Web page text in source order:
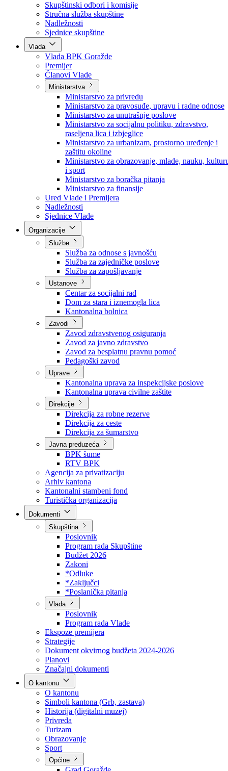
Poslanici po strankama
Poslanici po klubovima naroda
Kolegij skupštine
Skupštinski odbori i komisije
Stručna služba skupštine
Nadležnosti
Sjednice skupštine
Vlada
Vlada BPK Goražde
Premijer
Članovi Vlade
Ministarstva
Ministarstvo za privredu
Ministarstvo za pravosuđe, upravu i radne odnose
Ministarstvo za unutrašnje poslove
Ministarstvo za socijalnu politiku, zdravstvo,
raseljena lica i izbjeglice
Ministarstvo za urbanizam, prostorno uređenje i
zaštitu okoline
Ministarstvo za obrazovanje, mlade, nauku,
i sport
Ministarstvo za boračka pitanja
Ministarstvo za finansije
Ured Vlade i Premijera
Nadležnosti
Sjednice Vlade
Službe
Služba za odnose s javnošću
Služba za zajedničke poslove
Služba za zapošljavanje
Ustanove
Centar za socijalni rad
Dom za stara i iznemogla lica
Kantonalna bolnica
Zavodi
Zavod zdravstvenog osiguranja
Zavod za javno zdravstvo
Zavod za besplatnu pravnu pomoć
Pedagoški zavod
Uprave
Kantonalna uprava za inspekcijske poslove
Kantonalna uprava civilne zaštite
Direkcije
Direkcija za robne rezerve
Direkcija za ceste
Direkcija za šumarstvo
Javna preduzeća
BPK šume
RTV BPK
Agencija za privatizaciju
Arhiv kantona
Kantonalni stambeni fond
Turistička organizacija
Skupština
Poslovnik
Program rada Skupštine
Budžet 2026
Zakoni
*Odluke
*Zaključci
*Poslanička pitanja
Vlada
Poslovnik
Program rada Vlade
Ekspoze premijera
Strategije
Dokument okvirnog budžeta 2024-2026
Planovi
Značajni dokumenti
O kantonu
O kantonu
Simboli kantona (Grb, zastava)
Historija (digitalni muzej)
Privreda
Turizam
Obrazovanje